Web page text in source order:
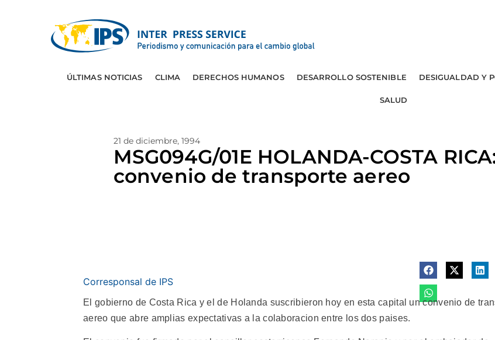
ÚLTIMAS NOTICIAS CLIMA DERECHOS HUMANOS DESARROLLO SOSTENIBLE DESIGUALDAD Y
SALUD
21 de diciembre, 1994
MSG094G/01E HOLANDA-COSTA
convenio de transporte aereo
Corresponsal de IPS
El gobierno de Costa Rica y el de Holanda suscribieron hoy en esta capital un convenio de
aereo que abre amplias expectativas a la colaboracion entre los dos paises.